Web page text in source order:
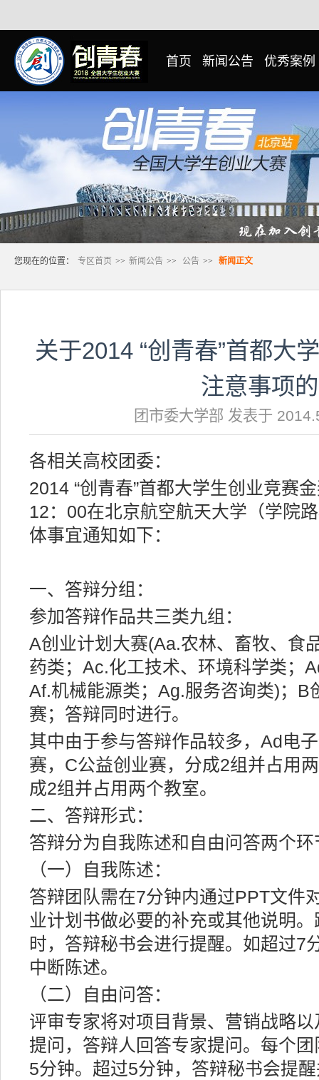
首页 新闻公告 优秀案例
您现在的位置： 专区首页 >> 新闻公告 >> 公告 >> 新闻正文
关于2014 “创青春”首都大
注意事项
团市委大学部 发表于
各相关高校团委：
2014 “创青春”首都大学生创业竞赛
12：00在北京航空航天大学（学院
体事宜通知如下：
一、答辩分组：
参加答辩作品共三类九组：
A创业计划大赛(Aa.农林、畜牧、食
药类；Ac.化工技术、环境科学类；
Af.机械能源类；Ag.服务咨询类)；B
赛；答辩同时进行。
其中由于参与答辩作品较多，Ad电
赛，C公益创业赛，分成2组并占用
成2组并占用两个教室。
二、答辩形式：
答辩分为自我陈述和自由问答两个
（一）自我陈述：
答辩团队需在7分钟内通过PPT文件
业计划书做必要的补充或其他说明
时，答辩秘书会进行提醒。如超过7
中断陈述。
（二）自由问答：
评审专家将对项目背景、营销战略
提问，答辩人回答专家提问。每个
5分钟。超过5分钟，答辩秘书会提